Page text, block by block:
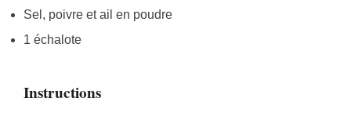
Sel, poivre et ail en poudre
1 échalote
Instructions